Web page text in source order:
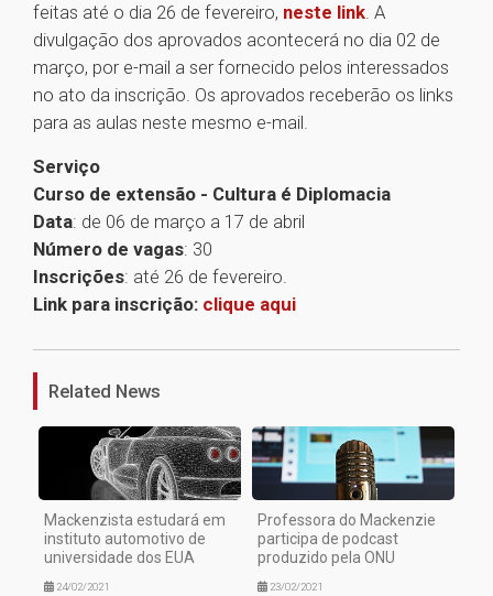
feitas até o dia 26 de fevereiro, neste link. A
divulgação dos aprovados acontecerá no dia 02 de
março, por e-mail a ser fornecido pelos interessados
no ato da inscrição. Os aprovados receberão os links
para as aulas neste mesmo e-mail.
Serviço
Curso de extensão - Cultura é Diplomacia
Data: de 06 de março a 17 de abril
Número de vagas: 30
Inscrições: até 26 de fevereiro.
Link para inscrição: clique aqui
1
Related News
Mackenzista estudará em
instituto automotivo de
universidade dos EUA
24/02/2021
Professora do Mackenzie
participa de podcast
produzido pela ONU
23/02/2021